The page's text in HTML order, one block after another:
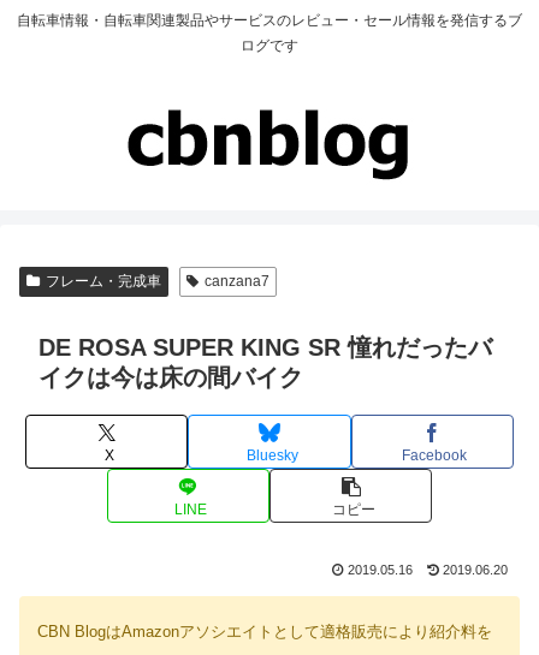
自転車情報・自転車関連製品やサービスのレビュー・セール情報を発信するブ
ログです
フレーム・完成車 canzana7
DE ROSA SUPER KING SR 憧れだったバ
イクは今は床の間バイク
X Bluesky Facebook
LINE コピー
2019.05.16 2019.06.20
CBN BlogはAmazonアソシエイトとして適格販売により紹介料を